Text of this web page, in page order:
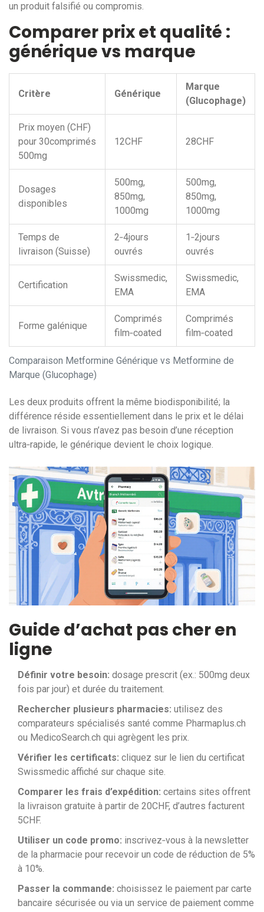
un produit falsifié ou compromis.
Comparer prix et qualité :
générique vs marque
Comparaison Metformine Générique vs Metformine de
Marque (Glucophage)
Critère Générique
Marque
(Glucophage)
Prix moyen (CHF)
pour 30comprimés
500mg
12CHF 28CHF
Dosages
disponibles
500mg,
850mg,
1000mg
500mg,
850mg,
1000mg
Temps de
livraison (Suisse)
2‑4jours
ouvrés
1‑2jours
ouvrés
Certification
Swissmedic,
EMA
Swissmedic,
EMA
Forme galénique
Comprimés
film‑coated
Comprimés
film‑coated
Les deux produits offrent la même biodisponibilité; la
différence réside essentiellement dans le prix et le délai
de livraison. Si vous n’avez pas besoin d’une réception
ultra‑rapide, le générique devient le choix logique.
Guide d’achat pas cher en
ligne
Définir votre besoin: dosage prescrit (ex.: 500mg deux
fois par jour) et durée du traitement.
Rechercher plusieurs pharmacies: utilisez des
comparateurs spécialisés santé comme Pharmaplus.ch
ou MedicoSearch.ch qui agrègent les prix.
Vérifier les certificats: cliquez sur le lien du certificat
Swissmedic affiché sur chaque site.
Comparer les frais d’expédition: certains sites offrent
la livraison gratuite à partir de 20CHF, d’autres facturent
5CHF.
Utiliser un code promo: inscrivez‑vous à la newsletter
de la pharmacie pour recevoir un code de réduction de 5%
à 10%.
Passer la commande: choisissez le paiement par carte
bancaire sécurisée ou via un service de paiement comme